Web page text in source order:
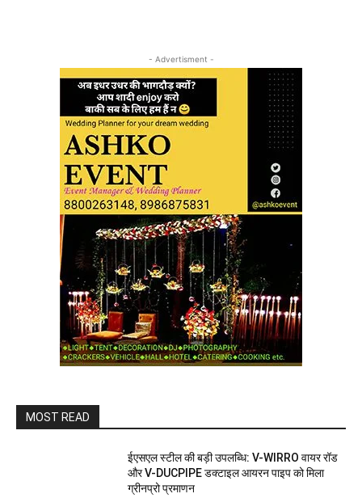
- Advertisment -
MOST READ
ईएसएल स्टील की बड़ी उपलब्धि: V-WIRRO वायर रॉड
और V-DUCPIPE डक्टाइल आयरन पाइप को मिला
ग्रीनप्रो प्रमाणन